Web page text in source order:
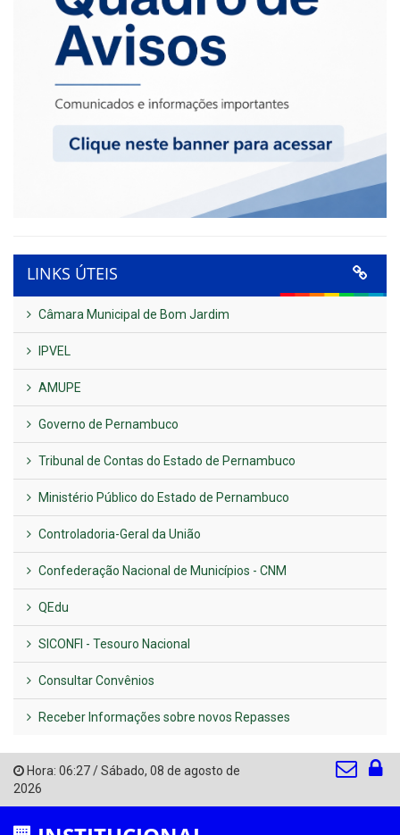
LINKS ÚTEIS
Câmara Municipal de Bom Jardim
IPVEL
AMUPE
Governo de Pernambuco
Tribunal de Contas do Estado de Pernambuco
Ministério Público do Estado de Pernambuco
Controladoria-Geral da União
Confederação Nacional de Municípios - CNM
QEdu
SICONFI - Tesouro Nacional
Consultar Convênios
Receber Informações sobre novos Repasses
Hora: 06:27/Sábado, 08 de agosto de
2026